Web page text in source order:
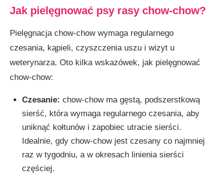
Jak pielęgnować psy rasy chow-chow?
Pielęgnacja chow-chow wymaga regularnego
czesania, kąpieli, czyszczenia uszu i wizyt u
weterynarza. Oto kilka wskazówek, jak pielęgnować
chow-chow:
Czesanie: chow-chow ma gęstą, podszerstkową
sierść, która wymaga regularnego czesania, aby
uniknąć kołtunów i zapobiec utracie sierści.
Idealnie, gdy chow-chow jest czesany co najmniej
raz w tygodniu, a w okresach linienia sierści
częściej.